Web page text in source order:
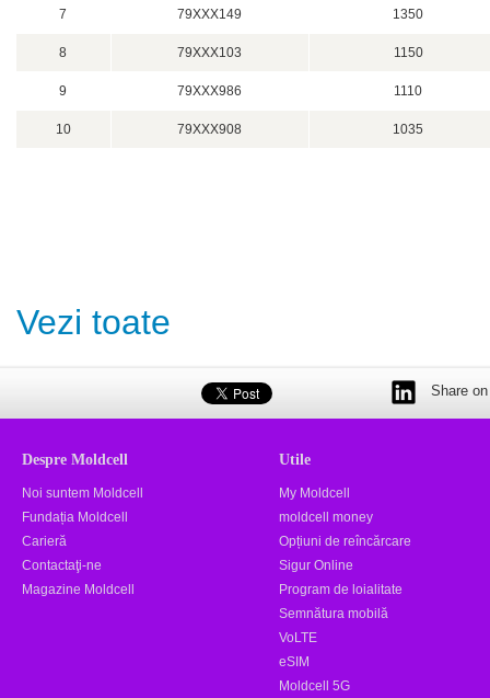
7 79XXX149 1350
8 79XXX103 1150
9 79XXX986 1110
10 79XXX908 1035
Vezi toate
Share
Despre Moldcell
Noi suntem Moldcell
Fundația Moldcell
Carieră
Contactaţi-ne
Magazine Moldcell
Utile
My Moldcell
moldcell money
Opțiuni de reîncărcare
Sigur Online
Program de loialitate
Semnătura mobilă
VoLTE
eSIM
Moldcell 5G